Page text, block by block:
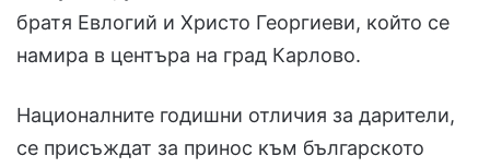
братя Евлогий и Христо Георгиеви, който се
намира в центъра на град Карлово.
Националните годишни отличия за дарители,
се присъждат за принос към българското